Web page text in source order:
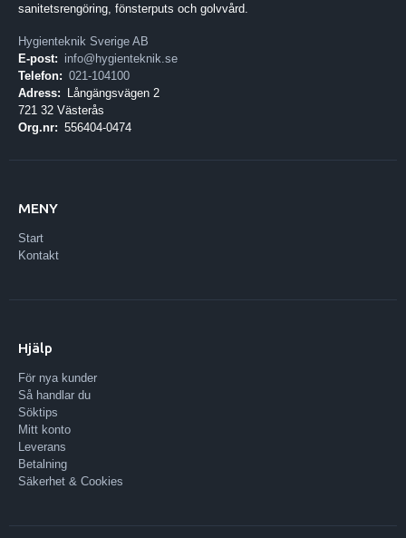
sanitetsrengöring, fönsterputs och golvvård.
Hygienteknik Sverige AB
E-post: info@hygienteknik.se
Telefon: 021-104100
Adress:
Långängsvägen 2
721 32 Västerås
Org.nr: 556404-0474
MENY
Start
Kontakt
Hjälp
För nya kunder
Så handlar du
Söktips
Mitt konto
Leverans
Betalning
Säkerhet & Cookies